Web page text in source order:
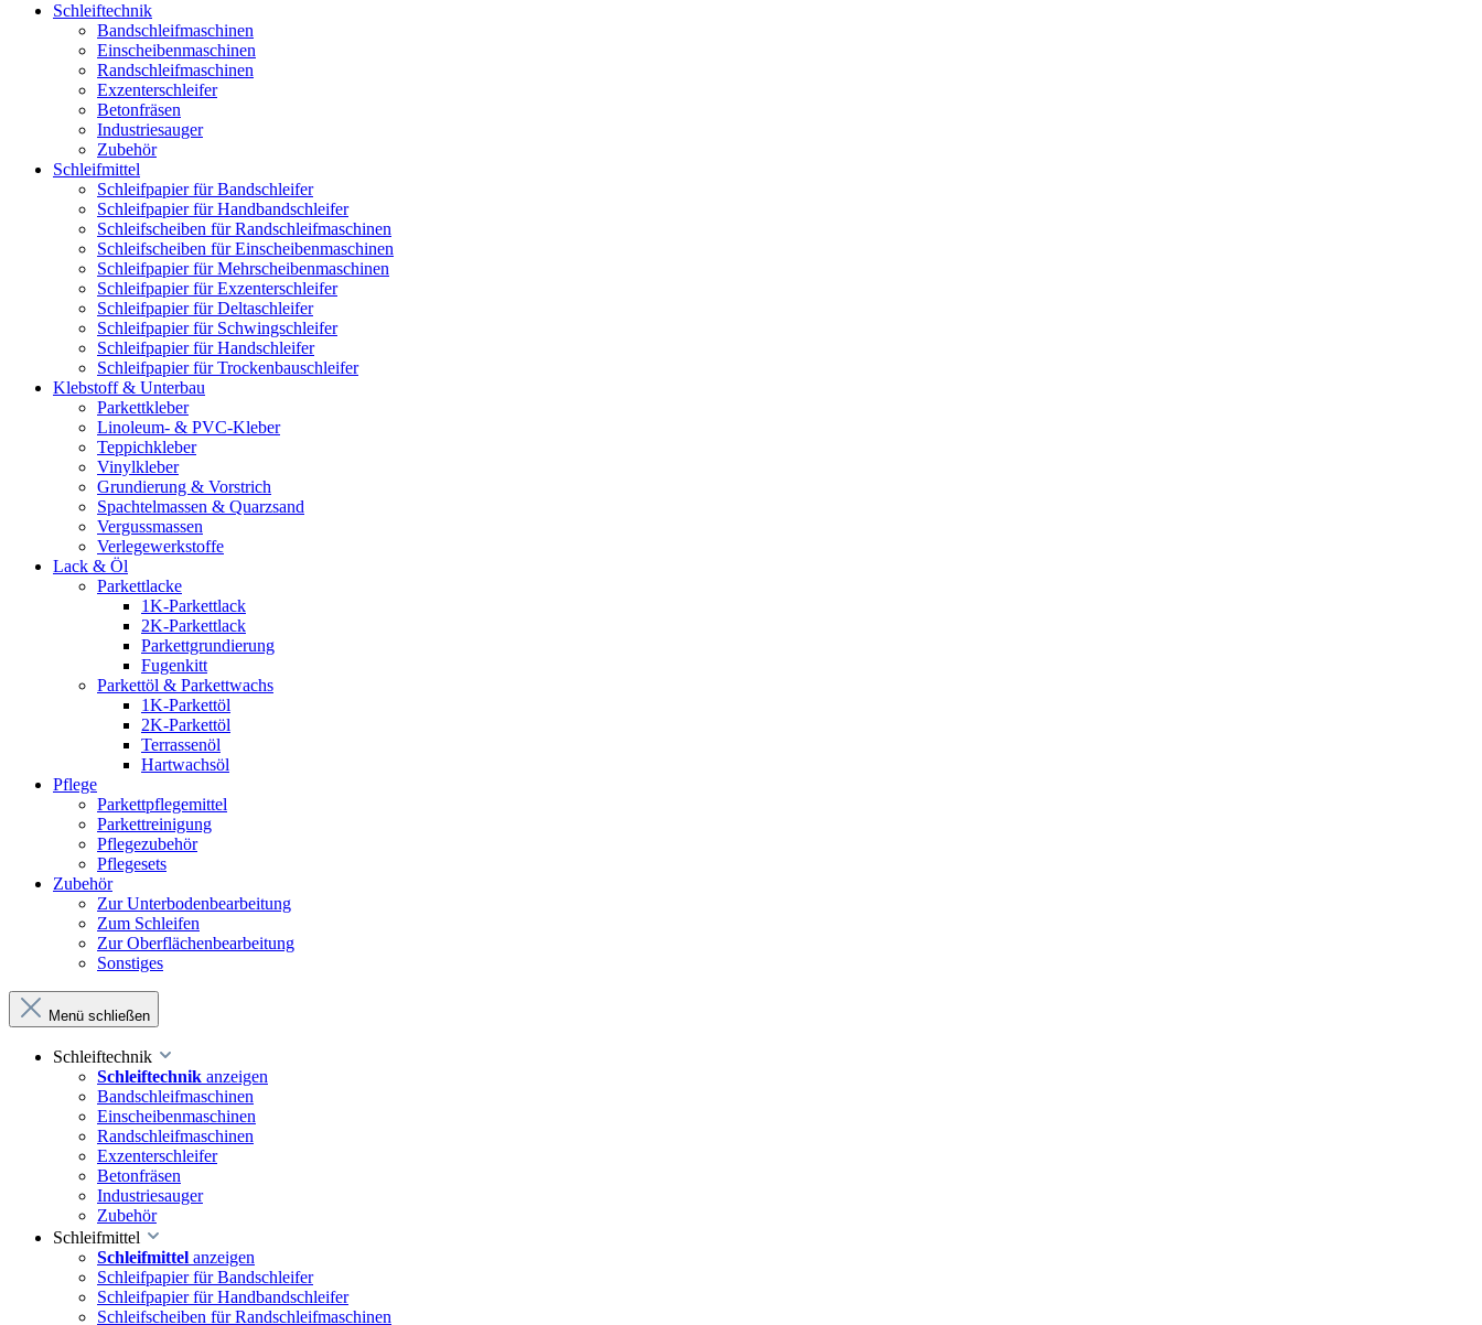
Schleiftechnik
Bandschleifmaschinen
Einscheibenmaschinen
Randschleifmaschinen
Exzenterschleifer
Betonfräsen
Industriesauger
Zubehör
Schleifmittel
Schleifpapier für Bandschleifer
Schleifpapier für Handbandschleifer
Schleifscheiben für Randschleifmaschinen
Schleifscheiben für Einscheibenmaschinen
Schleifpapier für Mehrscheibenmaschinen
Schleifpapier für Exzenterschleifer
Schleifpapier für Deltaschleifer
Schleifpapier für Schwingschleifer
Schleifpapier für Handschleifer
Schleifpapier für Trockenbauschleifer
Klebstoff & Unterbau
Parkettkleber
Linoleum- & PVC-Kleber
Teppichkleber
Vinylkleber
Grundierung & Vorstrich
Spachtelmassen & Quarzsand
Vergussmassen
Verlegewerkstoffe
Lack & Öl
Parkettlacke
1K-Parkettlack
2K-Parkettlack
Parkettgrundierung
Fugenkitt
Parkettöl & Parkettwachs
1K-Parkettöl
2K-Parkettöl
Terrassenöl
Hartwachsöl
Pflege
Parkettpflegemittel
Parkettreinigung
Pflegezubehör
Pflegesets
Zubehör
Zur Unterbodenbearbeitung
Zum Schleifen
Zur Oberflächenbearbeitung
Sonstiges
Menü schließen
Schleiftechnik
Schleiftechnik anzeigen
Bandschleifmaschinen
Einscheibenmaschinen
Randschleifmaschinen
Exzenterschleifer
Betonfräsen
Industriesauger
Zubehör
Schleifmittel
Schleifmittel anzeigen
Schleifpapier für Bandschleifer
Schleifpapier für Handbandschleifer
Schleifscheiben für Randschleifmaschinen